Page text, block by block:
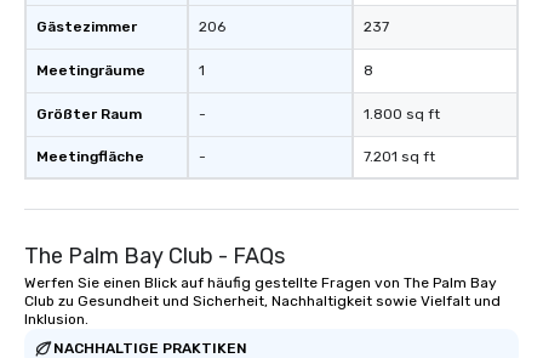
Gästezimmer
Meetingräume
Größter Raum
Meetingfläche
206
1
-
-
237
8
1.800 sq ft
7.201 sq ft
The Palm Bay Club - FAQs
Werfen Sie einen Blick auf häufig gestellte Fragen von The Palm Bay
Club zu Gesundheit und Sicherheit, Nachhaltigkeit sowie Vielfalt und
Inklusion.
NACHHALTIGE PRAKTIKEN